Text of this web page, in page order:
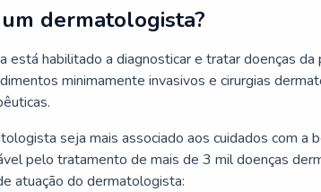
dermatologista?
está habilitado a diagnosticar e tratar doenças da
minimamente invasivos e cirurgias
seja mais associado aos cuidados com a
pelo tratamento de mais de 3 mil doenças
atuação do dermatologista: